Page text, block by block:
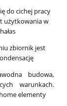
do cichej pracy
użytkowania w
zbiornik jest
budowa,
warunkach.
elementy